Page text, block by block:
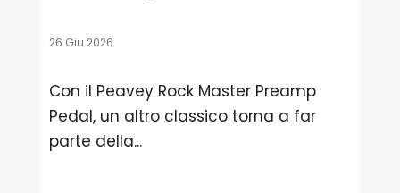
26 Giu 2026
Con il Peavey Rock Master Preamp
Pedal, un altro classico torna a far
parte della...